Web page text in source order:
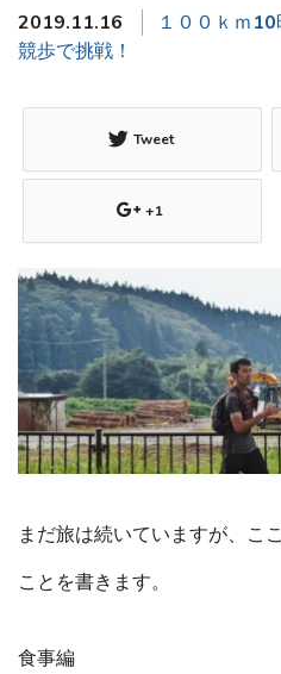
2019.11.16 １００ｋｍ
競歩で挑戦！
Tweet
+1
まだ旅は続いていますが、こ
ことを書きます。
食事編